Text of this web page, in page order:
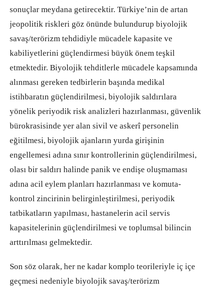
sonuçlar meydana getirecektir. Türkiye’nin de artan
jeopolitik riskleri göz önünde bulundurup biyolojik
savaş/terörizm tehdidiyle mücadele kapasite ve
kabiliyetlerini güçlendirmesi büyük önem teşkil
etmektedir. Biyolojik tehditlerle mücadele kapsamında
alınması gereken tedbirlerin başında medikal
istihbaratın güçlendirilmesi, biyolojik saldırılara
yönelik periyodik risk analizleri hazırlanması, güvenlik
bürokrasisinde yer alan sivil ve askerî personelin
eğitilmesi, biyolojik ajanların yurda girişinin
engellemesi adına sınır kontrollerinin güçlendirilmesi,
olası bir saldırı halinde panik ve endişe oluşmaması
adına acil eylem planları hazırlanması ve komuta-
kontrol zincirinin belirginleştirilmesi, periyodik
tatbikatların yapılması, hastanelerin acil servis
kapasitelerinin güçlendirilmesi ve toplumsal bilincin
arttırılması gelmektedir.
Son söz olarak, her ne kadar komplo teorileriyle iç içe
geçmesi nedeniyle biyolojik savaş/terörizm